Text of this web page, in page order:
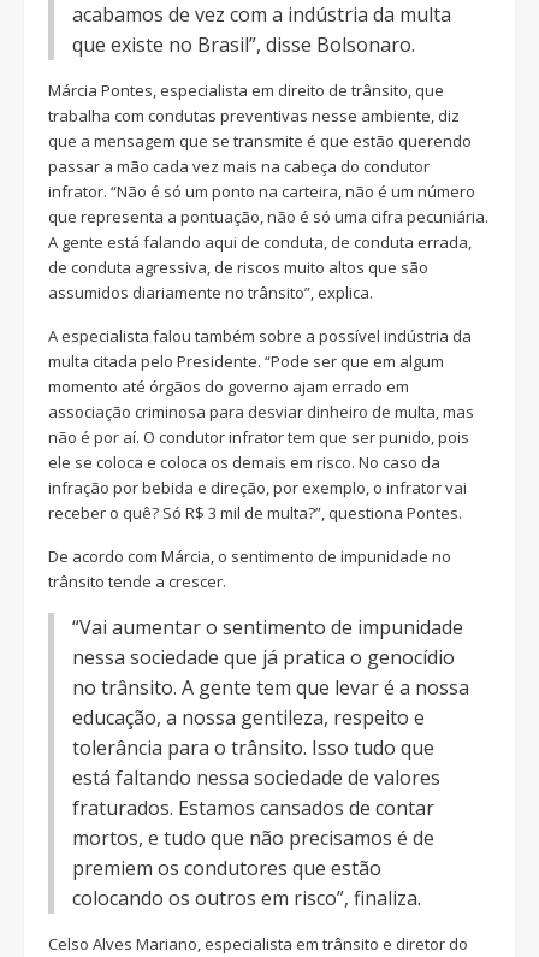
acabamos de vez com a indústria da multa
que existe no Brasil”, disse Bolsonaro.
Márcia Pontes, especialista em direito de trânsito, que
trabalha com condutas preventivas nesse ambiente, diz
que a mensagem que se transmite é que estão querendo
passar a mão cada vez mais na cabeça do condutor
infrator. “Não é só um ponto na carteira, não é um número
que representa a pontuação, não é só uma cifra pecuniária.
A gente está falando aqui de conduta, de conduta errada,
de conduta agressiva, de riscos muito altos que são
assumidos diariamente no trânsito”, explica.
A especialista falou também sobre a possível indústria da
multa citada pelo Presidente. “Pode ser que em algum
momento até órgãos do governo ajam errado em
associação criminosa para desviar dinheiro de multa, mas
não é por aí. O condutor infrator tem que ser punido, pois
ele se coloca e coloca os demais em risco. No caso da
infração por bebida e direção, por exemplo, o infrator vai
receber o quê? Só R$ 3 mil de multa?”, questiona Pontes.
De acordo com Márcia, o sentimento de impunidade no
trânsito tende a crescer.
“Vai aumentar o sentimento de impunidade
nessa sociedade que já pratica o genocídio
no trânsito. A gente tem que levar é a nossa
educação, a nossa gentileza, respeito e
tolerância para o trânsito. Isso tudo que
está faltando nessa sociedade de valores
fraturados. Estamos cansados de contar
mortos, e tudo que não precisamos é de
premiem os condutores que estão
colocando os outros em risco”, finaliza.
Celso Alves Mariano, especialista em trânsito e diretor do